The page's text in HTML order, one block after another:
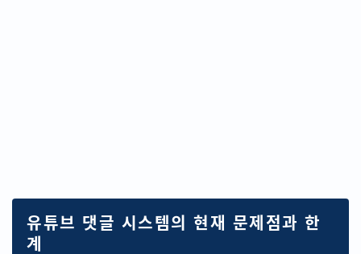
유튜브 댓글 시스템의 현재 문제점과 한
계